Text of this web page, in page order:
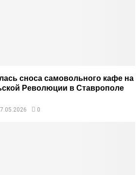
сноса самовольного кафе на
Революции в Ставрополе
0